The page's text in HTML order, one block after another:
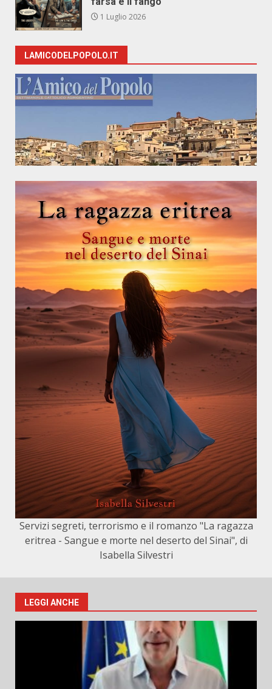
1 Luglio 2026
LAMICODELPOPOLO.IT
Servizi segreti, terrorismo e il romanzo "La ragazza
eritrea - Sangue e morte nel deserto del Sinai", di
Isabella Silvestri
LEGGI ANCHE